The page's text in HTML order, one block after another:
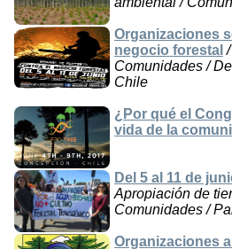
Organizaciones
negocio forestal /
Comunidades /
Chile
¿Por qué el
vida de la
Del 5 al 11 de
Apropiación de
Comunidades /
Organizaciones